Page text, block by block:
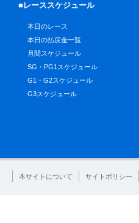
■レーススケジュール
本日のレース
本日の払戻金一覧
月間スケジュール
SG・PG1スケジュール
G1・G2スケジュール
G3スケジュール
本サイトについて サイトポリシー